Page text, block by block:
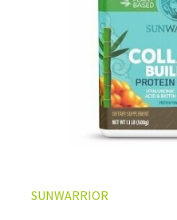
☕ LATTE MACCHIATO GLACÉ
SUNWARRIOR